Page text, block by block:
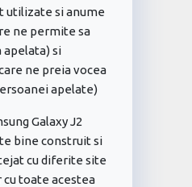
utilizate si anume
ne permite sa
apelata) si
ne preia vocea
apelate)
Galaxy J2
bine construit si
cu diferite site
cu toate acestea